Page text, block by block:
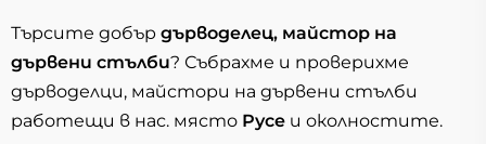
Търсите добър дърводелец, майстор на
дървени стълби? Събрахме и проверихме
дърводелци, майстори на дървени стълби
работещи в нас. място Русе и околностите.